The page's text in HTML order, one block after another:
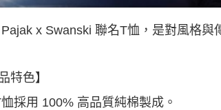
x Swanski 聯名T恤，是對風格與
特色】
採用 100% 高品質純棉製成。